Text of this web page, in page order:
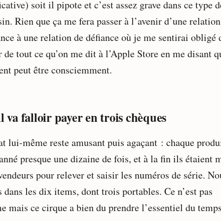
soit il pipote et c’est assez grave dans ce type
Rien que ça me fera passer à l’avenir d’une
à une relation de défiance où je me sentirai obligé
de tout ce qu’on me dit à l’Apple Store en me disant
peut être consciemment.
va falloir payer en trois chèques
lui-même reste amusant puis agaçant : chaque
presque une dizaine de fois, et à la fin ils étaient
pour relever et saisir les numéros de série.
dans les dix items, dont trois portables. Ce n’est pas
mais ce cirque a bien du prendre l’essentiel du